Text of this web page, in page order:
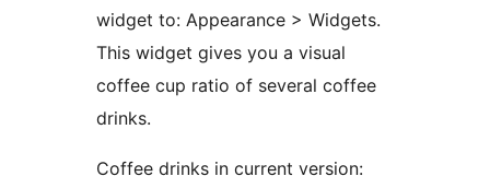
widget to: Appearance > Widgets.
This widget gives you a visual
coffee cup ratio of several coffee
drinks.
Coffee drinks in current version: